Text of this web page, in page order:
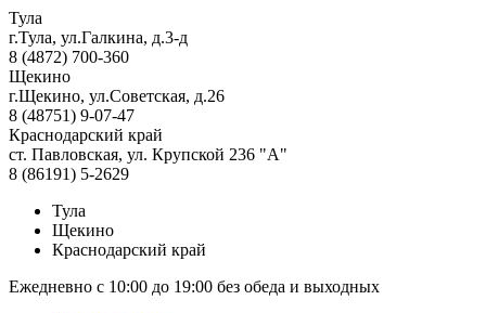
Тула
г.Тула, ул.Галкина, д.3-д
8 (4872) 700-360
Щекино
г.Щекино, ул.Советская, д.26
8 (48751) 9-07-47
Краснодарский край
ст. Павловская, ул. Крупской 236 "А"
8 (86191) 5-2629
Тула
Щекино
Краснодарский край
Ежедневно с 10:00 до 19:00 без обеда и выходных